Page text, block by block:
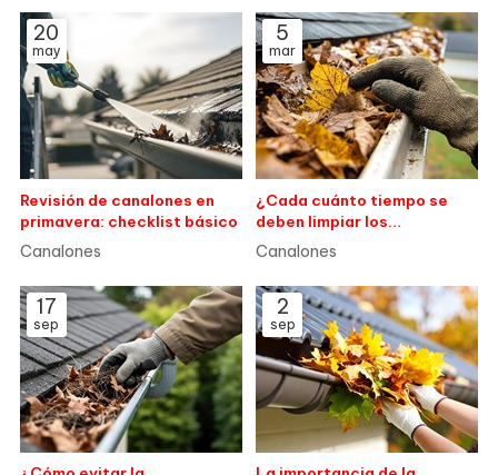
20
may
Revisión de canalones en
primavera: checklist básico
Canalones
5
mar
¿Cada cuánto tiempo se
deben limpiar los
canalones?
Canalones
17
sep
2
sep